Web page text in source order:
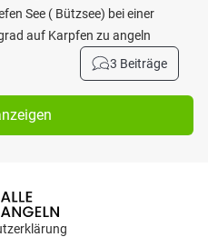
See ( Bützsee) bei einer
auf Karpfen zu angeln
3 Beiträge